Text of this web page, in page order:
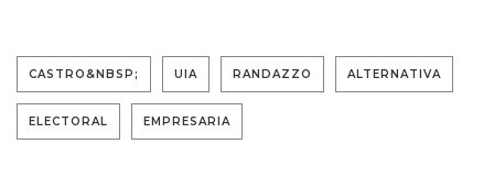
CASTRO&NBSP; UIA RANDAZZO ALTERNATIVA
ELECTORAL EMPRESARIA